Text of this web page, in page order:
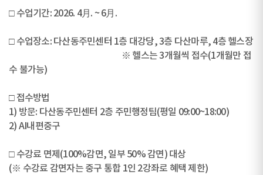
□ 수업기간: 2026. 4月. ~ 6月.
□ 수업장소: 다산동주민센터 1층 대강당, 3층 다산마루, 4층 헬스장
※ 헬스는 3개월씩 접수(1개월만 접
수 불가능)
□ 접수방법
1) 방문: 다산동주민센터 2층 주민행정팀(평일 09:00~18:00)
2) AI내편중구
□ 수강료 면제(100%감면, 일부 50% 감면) 대상
(※ 수강료 감면자는 중구 통합 1인 2강좌로 혜택 제한)